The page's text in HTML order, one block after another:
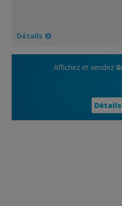
Détails
Affichez et vendez